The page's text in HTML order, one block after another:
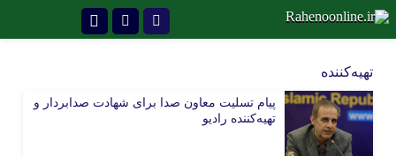
تهیه‌کننده
پیام تسلیت معاون صدا برای شهادت صدابردار و
تهیه‌کننده رادیو